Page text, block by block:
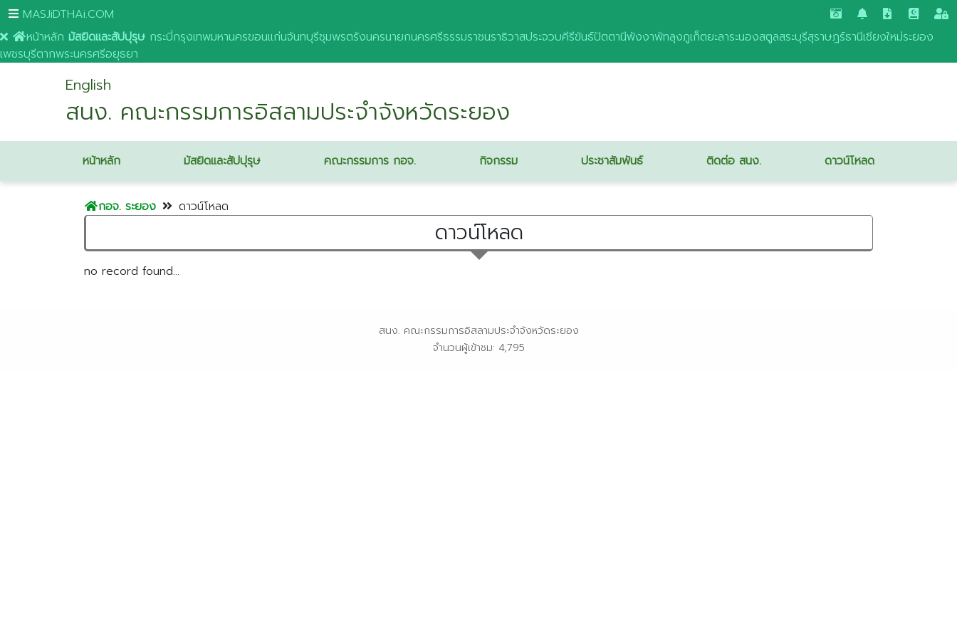
MASJiDTHAi.COM
หน้าหลัก มัสยิดและสัปปุรุษ กระบี่กรุงเทพมหานครขอนแก่นจันทบุรีชุมพรตรังนครนายกนครศรีธรรมราชนราธิวาสประจวบคีรีขันธ์ปัตตานีพังงาพัทลุงภูเก็ตยะลาระนองสตูลสระบุรีสุราษฎร์ธานีเชียงใหม่ระยอง
เพชรบุรีตากพระนครศรีอยุธยา
English
สนง. คณะกรรมการอิสลามประจำจังหวัดระยอง
หน้าหลัก มัสยิดและสัปปุรุษ คณะกรรมการ กอจ. กิจกรรม ประชาสัมพันธ์ ติดต่อ สนง. ดาวน์โหลด
กอจ. ระยอง ดาวน์โหลด
ดาวน์โหลด
no record found...
สนง. คณะกรรมการอิสลามประจำจังหวัดระยอง
จำนวนผู้เข้าชม: 4,795